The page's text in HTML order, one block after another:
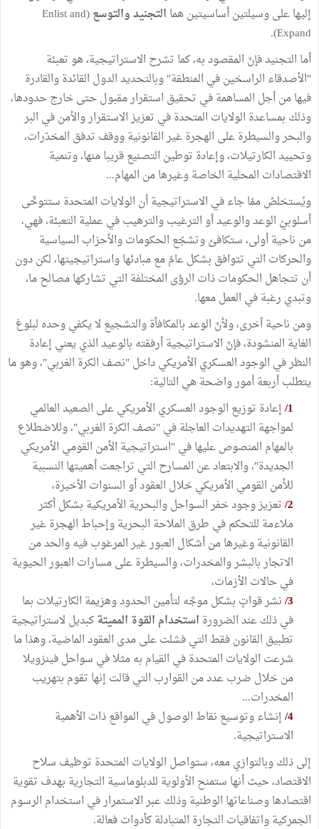
إليها على وسيلتين أساسيتين هما التجنيد والتوسع (Enlist and
Expand).
أما التجنيد فإنّ المقصود به، كما تشرح الاستراتيجية، هو تعبئة
"الأصدقاء الراسخين في المنطقة" وبالتحديد الدول القائدة والقادرة
فيها من أجل المساهمة في تحقيق استقرار مقبول حتى خارج حدودها،
وذلك بمساعدة الولايات المتحدة في تعزيز الاستقرار والأمن في البر
والبحر والسيطرة على الهجرة غير القانونية ووقف تدفق المخدّرات،
وتحييد الكارتيلات، وإعادة توطين التصنيع قريبا منها، وتنمية
الاقتصادات المحلية الخاصة وغيرها من المهام...
ويُستخلصُ ممّا جاء في الاستراتيجية أن الولايات المتحدة ستتوخَّى
أسلوبيْ الوعد والوعيد أو الترغيب والترهيب في عملية التعبئة، فهي،
من ناحية أولى، ستكافئ وتشجّع الحكومات والأحزاب السياسية
والحركات التي تتوافق بشكل عامّ مع مبادئها واستراتيجيتها، لكن دون
أن تتجاهل الحكومات ذات الرؤى المختلفة التي تشاركها مصالح ما،
وتبدي رغبة في العمل معها.
ومن ناحية أخرى، ولأنّ الوعد بالمكافأة والتشجيع لا يكفي وحده لبلوغ
الغاية المنشودة، فإنّ الاستراتيجية أرفقته بالوعيد الذي يعني إعادة
النظر في الوجود العسكري الأمريكي داخل "نصف الكرة الغربي"، وهو ما
يتطلب أربعة أمور واضحة هي التالية:
1/ إعادة توزيع الوجود العسكري الأمريكي على الصعيد العالمي
لمواجهة التهديدات العاجلة في "نصف الكرة الغربي"، وللاضطلاع
بالمهام المنصوص عليها في "استراتيجية الأمن القومي الأمريكي
الجديدة"، والابتعاد عن المسارح التي تراجعت أهميتها النسبية
للأمن القومي الأمريكي خلال العقود أو السنوات الأخيرة،
2/ تعزيز وجود خفر السواحل والبحرية الأمريكية بشكل أكثر
ملاءمة للتحكم في طرق الملاحة البحرية وإحباط الهجرة غير
القانونية وغيرها من أشكال العبور غير المرغوب فيه والحد من
الاتجار بالبشر والمخدرات، والسيطرة على مسارات العبور الحيوية
في حالات الأزمات،
3/ نشر قواتٍ بشكل موجَّه لتأمين الحدود وهزيمة الكارتيلات بما
في ذلك عند الضرورة استخدام القوة المميتةكبديل لاستراتيجية
تطبيق القانون فقط التي فشلت على مدى العقود الماضية، وهذا ما
شرعت الولايات المتحدة في القيام به مثلا في سواحل فينزويلا
من خلال ضرب عدد من القوارب التي قالت إنها تقوم بتهريب
المخدرات...
4/ إنشاء وتوسيع نقاط الوصول في المواقع ذات الأهمية
الاستراتيجية.
إلى ذلك وبالتوازي معه، ستواصل الولايات المتحدة توظيف سلاح
الاقتصاد، حيث أنها ستمنح الأولوية للدبلوماسية التجارية بهدف تقوية
اقتصادها وصناعاتها الوطنية وذلك عبر الاستمرار في استخدام الرسوم
الجمركية واتفاقيات التجارة المتبادلة كأدوات فعالة.